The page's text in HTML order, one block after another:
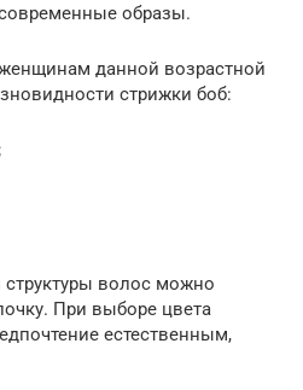
образы.
данной возрастной
стрижки боб:
структуры волос можно
При выборе цвета
естественным,